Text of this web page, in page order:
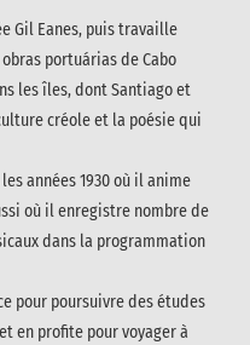
Gil Eanes, puis travaille
portuárias de Cabo
les îles, dont Santiago et
créole et la poésie qui
années 1930 où il anime
où il enregistre nombre de
dans la programmation
pour poursuivre des études
en profite pour voyager à